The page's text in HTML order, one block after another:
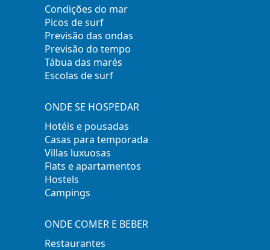
Condições do mar
Picos de surf
Previsão das ondas
Previsão do tempo
Tábua das marés
Escolas de surf
ONDE SE HOSPEDAR
Hotéis e pousadas
Casas para temporada
Villas luxuosas
Flats e apartamentos
Hostels
Campings
ONDE COMER E BEBER
Restaurantes